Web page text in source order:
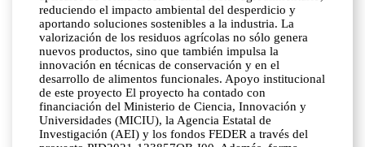
reduciendo el impacto ambiental del desperdicio y
aportando soluciones sostenibles a la industria. La
valorización de los residuos agrícolas no sólo genera
nuevos productos, sino que también impulsa la
innovación en técnicas de conservación y en el
desarrollo de alimentos funcionales. Apoyo institucional
de este proyecto El proyecto ha contado con
financiación del Ministerio de Ciencia, Innovación y
Universidades (MICIU), la Agencia Estatal de
Investigación (AEI) y los fondos FEDER a través del